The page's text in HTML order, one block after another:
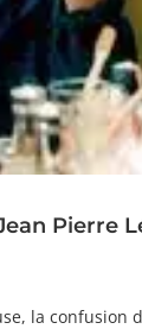
Pierre
la confusion